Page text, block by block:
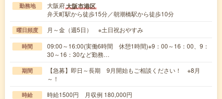
勤務地 大阪府大阪市港区
弁天町駅から徒歩15分／朝潮橋駅から徒歩10分
曜日頻度 月～金（週5日） ※土日祝おやすみ
時間
09:00～16:00(実働6時間 休憩1時間)※9：00～16：00、9：
30～16：30など勤務…
期間
【急募】即日～長期 9月開始もご相談ください！ ※8月
～！
時給 時給1500円 月収例 180,000円